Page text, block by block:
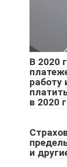
В 2020
работу
в 2020
и